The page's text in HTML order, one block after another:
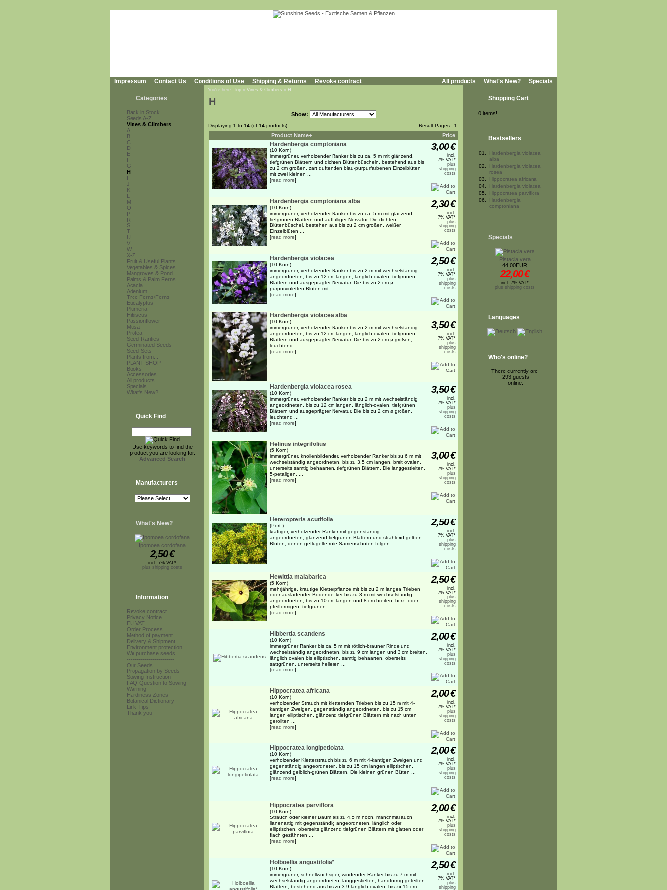
Impressum Contact Us Conditions of Use Shipping & Returns Revoke contract All products What's New? Specials
Categories
Back in Stock
Seeds A-Z
Vines & Climbers
A
B
C
D
E
F
G
H
I
J
K
L
M
O
P
R
S
T
U
V
W
X-Z
Fruit & Useful Plants
Vegetables & Spices
Mangroves & Pond
Palms & Palm Ferns
Acacia
Adenium
Tree Ferns/Ferns
Eucalyptus
Plumeria
Hibiscus
Passionflower
Musa
Protea
Seed-Rarities
Germinated Seeds
Seed-Sets
Plants from...
PLANT SHOP
Books
Accessories
All products
Specials
What's New?
Quick Find
Use keywords to find the
product you are looking for.
Advanced Search
Manufacturers
What's New?
Ipomoea cordofana
2,50€
incl. 7% VAT*
plus shipping costs
Information
Revoke contract
Privacy Notice
EU VAT
Order Process
Method of payment
Delivery & Shipment
Environment protection
We purchase seeds
------------------------
Our Seeds
Propagation by Seeds
Sowing Instruction
FAQ-Question to Sowing
Warning
Hardiness Zones
Botanical Dictionary
Link-Tips
Thank you
You're here: Top » Vines & Climbers » H
H
Show:
Displaying 1 to 14 (of 14 products) Result Pages: 1
Product Name+ Price
Hardenbergia comptoniana
(10 Korn)
immergrüner, verholzender Ranker bis zu ca. 5 m mit glänzend,
tiefgrünen Blättern und dichten Blütenbüscheln, bestehend aus bis
zu 2 cm großen, zart duftenden blau-purpurfarbenen Einzelblüten
mit zwei kleinen ...
[read more]
3,00€
incl.
7% VAT*
plus
shipping
costs
Hardenbergia comptoniana alba
(10 Korn)
immergrüner, verholzender Ranker bis zu ca. 5 m mit glänzend,
tiefgrünen Blättern und auffälliger Nervatur. Die dichten
Blütenbüschel, bestehen aus bis zu 2 cm großen, weißen
Einzelblüten ...
[read more]
2,30€
incl.
7% VAT*
plus
shipping
costs
Hardenbergia violacea
(10 Korn)
immergrüner, verholzender Ranker bis zu 2 m mit wechselständig
angeordneten, bis zu 12 cm langen, länglich-ovalen, tiefgrünen
Blättern und ausgeprägter Nervatur. Die bis zu 2 cm ø
purpurvioletten Blüten mit ...
[read more]
2,50€
incl.
7% VAT*
plus
shipping
costs
Hardenbergia violacea alba
(10 Korn)
immergrüner, verholzender Ranker bis zu 2 m mit wechselständig
angeordneten, bis zu 12 cm langen, länglich-ovalen, tiefgrünen
Blättern und ausgeprägter Nervatur. Die bis zu 2 cm ø großen,
leuchtend ...
[read more]
3,50€
incl.
7% VAT*
plus
shipping
costs
Hardenbergia violacea rosea
(10 Korn)
immergrüner, verholzender Ranker bis zu 2 m mit wechselständig
angeordneten, bis zu 12 cm langen, länglich-ovalen, tiefgrünen
Blättern und ausgeprägter Nervatur. Die bis zu 2 cm ø großen,
leuchtend ...
[read more]
3,50€
incl.
7% VAT*
plus
shipping
costs
Helinus integrifolius
(5 Korn)
immergrüner, knollenbildender, verholzender Ranker bis zu 6 m mit
wechselständig angeordneten, bis zu 3,5 cm langen, breit ovalen,
unterseits samtig behaarten, tiefgrünen Blättern. Die langgestielten,
5-petaligen, ...
[read more]
3,00€
incl.
7% VAT*
plus
shipping
costs
Heteropteris acutifolia
(Port.)
kräftiger, verholzender Ranker mit gegenständig
angeordneten, glänzend tiefgrünen Blättern und strahlend gelben
Blüten, denen geflügelte rote Samenschoten folgen
2,50€
incl.
7% VAT*
plus
shipping
costs
Hewittia malabarica
(5 Korn)
mehrjährige, krautige Kletterpflanze mit bis zu 2 m langen Trieben
oder ausladender Bodendecker bis zu 3 m mit wechselständig
angeordneten, bis zu 10 cm langen und 8 cm breiten, herz- oder
pfeilförmigen, tiefgrünen ...
[read more]
2,50€
incl.
7% VAT*
plus
shipping
costs
Hibbertia scandens
(10 Korn)
immergrüner Ranker bis ca. 5 m mit rötlich-brauner Rinde und
wechselständig angeordneten, bis zu 9 cm langen und 3 cm breiten,
länglich ovalen bis elliptischen, samtig behaarten, oberseits
sattgrünen, unterseits helleren ...
[read more]
2,00€
incl.
7% VAT*
plus
shipping
costs
Hippocratea africana
(10 Korn)
verholzender Strauch mit kletternden Trieben bis zu 15 m mit 4-
kantigen Zweigen, gegenständig angeordneten, bis zu 15 cm
langen elliptischen, glänzend tiefgrünen Blättern mit nach unten
gerollten ...
[read more]
2,00€
incl.
7% VAT*
plus
shipping
costs
Hippocratea longipetiolata
(10 Korn)
verholzender Kletterstrauch bis zu 6 m mit 4-kantigen Zweigen und
gegenständig angeordneten, bis zu 15 cm langen elliptischen,
glänzend gelblich-grünen Blättern. Die kleinen grünen Blüten ...
[read more]
2,00€
incl.
7% VAT*
plus
shipping
costs
Hippocratea parviflora
(10 Korn)
Strauch oder kleiner Baum bis zu 4,5 m hoch, manchmal auch
lianenartig mit gegenständig angeordneten, länglich oder
elliptischen, oberseits glänzend tiefgrünen Blättern mit glatten oder
flach gezähnten ...
[read more]
2,00€
incl.
7% VAT*
plus
shipping
costs
Holboellia angustifolia*
(10 Korn)
immergrüner, schnellwüchsiger, windender Ranker bis zu 7 m mit
wechselständig angeordneten, langgestielten, handförmig geteilten
Blättern, bestehend aus bis zu 3-9 länglich ovalen, bis zu 15 cm
2,50€
incl.
7% VAT*
plus
shipping
Shopping Cart
0 items!
Bestsellers
01.
Hardenbergia violacea
alba
02.
Hardenbergia violacea
rosea
03.
Hippocratea africana
04.
Hardenbergia violacea
05.
Hippocratea parviflora
06.
Hardenbergia
comptoniana
Specials
Pistacia vera
44,00EUR
22,00€
incl. 7% VAT*
plus shipping costs
Languages
Who's online?
There currently are
293 guests
online.